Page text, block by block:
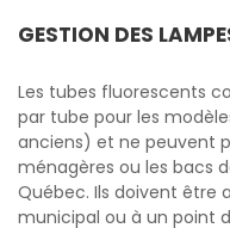
GESTION DES
Les tubes fluorescents
par tube pour les
anciens) et ne peuvent
ménagères ou les bacs
Québec. Ils doivent être
municipal ou à un point